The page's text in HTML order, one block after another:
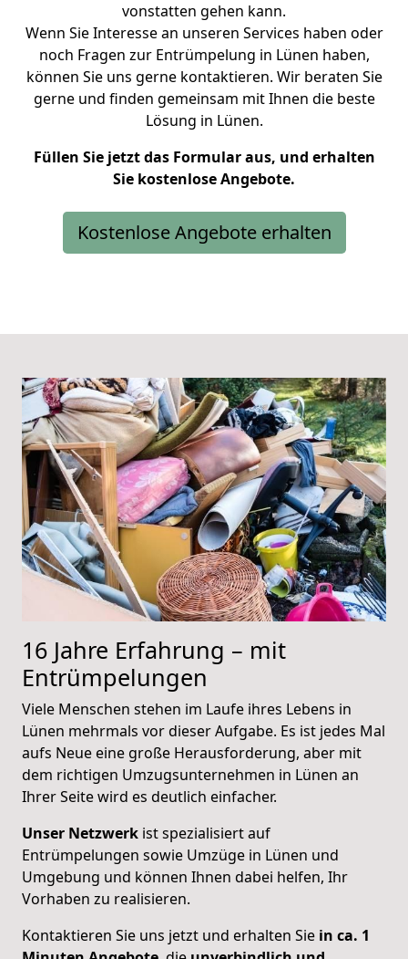
vonstatten gehen kann.
Wenn Sie Interesse an unseren Services haben oder
noch Fragen zur Entrümpelung in Lünen haben,
können Sie uns gerne kontaktieren. Wir beraten Sie
gerne und finden gemeinsam mit Ihnen die beste
Lösung in Lünen.
Füllen Sie jetzt das Formular aus, und erhalten
Sie kostenlose Angebote.
Kostenlose Angebote erhalten
16 Jahre Erfahrung – mit
Entrümpelungen
Viele Menschen stehen im Laufe ihres Lebens in
Lünen mehrmals vor dieser Aufgabe. Es ist jedes Mal
aufs Neue eine große Herausforderung, aber mit
dem richtigen Umzugsunternehmen in Lünen an
Ihrer Seite wird es deutlich einfacher.
Unser Netzwerk ist spezialisiert auf
Entrümpelungen sowie Umzüge in Lünen und
Umgebung und können Ihnen dabei helfen, Ihr
Vorhaben zu realisieren.
Kontaktieren Sie uns jetzt und erhalten Sie in ca. 1